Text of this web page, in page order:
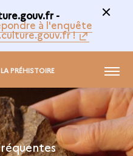
-
à l'enquête
!
LA PRÉHISTOIRE MENU